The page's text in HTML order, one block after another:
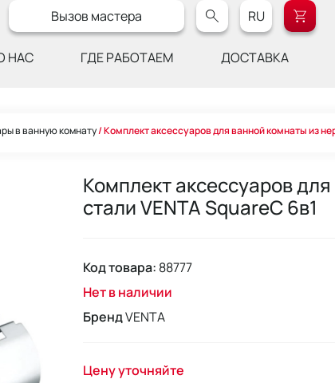
Вызов мастера RU
НАС ГДЕ РАБОТАЕМ ДОСТАВКА
в ванную комнату Комплект аксессуаров для ванной комнаты из
Комплект аксессуаров
стали VENTA SquareC 6в1
Код товара: 88777
Нет в наличии
БрендVENTA
Цену уточняйте